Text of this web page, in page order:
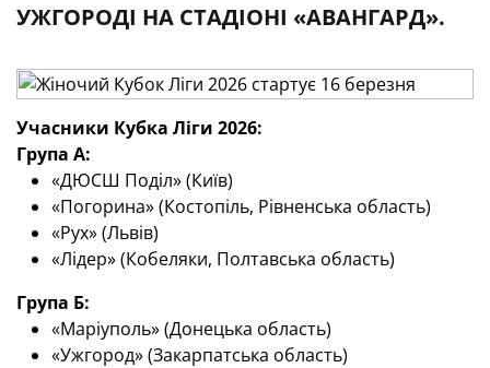
УЖГОРОДІ НА СТАДІОНІ «АВАНГАРД».
Учасники Кубка Ліги 2026:
Група А:
«ДЮСШ Поділ» (Київ)
«Погорина» (Костопіль, Рівненська область)
«Рух» (Львів)
«Лідер» (Кобеляки, Полтавська область)
Група Б:
«Маріуполь» (Донецька область)
«Ужгород» (Закарпатська область)